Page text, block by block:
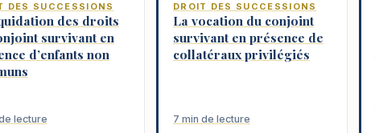
DES SUCCESSIONS
des droits
survivant en
d’enfants non
lecture
DROIT DES SUCCESSIONS
La vocation du conjoint
survivant en présence de
collatéraux privilégiés
7 min de lecture